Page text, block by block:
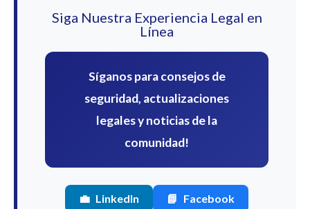
Siga Nuestra Experiencia Legal en
Línea
Síganos para consejos de
seguridad, actualizaciones
legales y noticias de la
comunidad!
💼 LinkedIn 📘 Facebook